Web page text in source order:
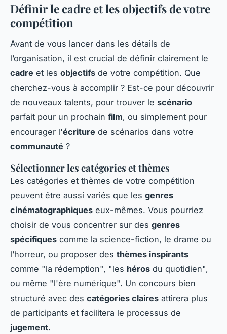
Définir le cadre et les objectifs de votre
compétition
Avant de vous lancer dans les détails de
l’organisation, il est crucial de définir clairement le
cadre et les objectifs de votre compétition. Que
cherchez-vous à accomplir ? Est-ce pour découvrir
de nouveaux talents, pour trouver le scénario
parfait pour un prochain film, ou simplement pour
encourager l'écriture de scénarios dans votre
communauté ?
Sélectionner les catégories et thèmes
Les catégories et thèmes de votre compétition
peuvent être aussi variés que les genres
cinématographiques eux-mêmes. Vous pourriez
choisir de vous concentrer sur des genres
spécifiques comme la science-fiction, le drame ou
l’horreur, ou proposer des thèmes inspirants
comme "la rédemption", "les héros du quotidien",
ou même "l'ère numérique". Un concours bien
structuré avec des catégories claires attirera plus
de participants et facilitera le processus de
jugement.